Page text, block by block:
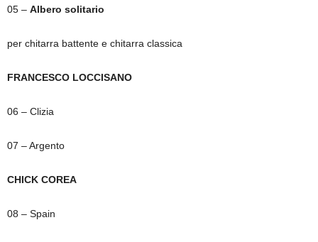
05 – Albero solitario
per chitarra battente e chitarra classica
FRANCESCO LOCCISANO
06 – Clizia
07 – Argento
CHICK COREA
08 – Spain